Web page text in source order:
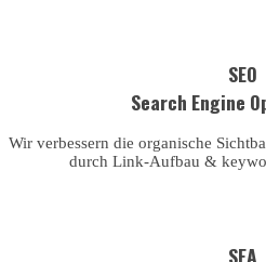
SEO
Search Engine
Wir verbessern die organische
durch Link-Aufbau &
SEA